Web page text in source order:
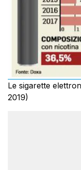
Le sigarette
2019)